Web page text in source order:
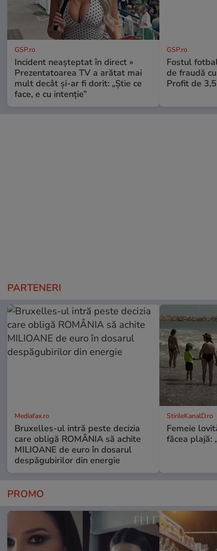
GSP.ro
Incident neașteptat în direct »
Prezentatoarea TV a arătat mai
mult decât și-ar fi dorit: „Știe ce
face, e cu intenție”
GSP.ro
Fostul
de fraudă
Profit de
PARTENERI
Mediafax.ro
Bruxelles-ul intră peste decizia
care obligă ROMÂNIA să achite
MILIOANE de euro în dosarul
despăgubirilor din energie
StirileKanalD.ro
Femeie
făcea plajă:
PROMO